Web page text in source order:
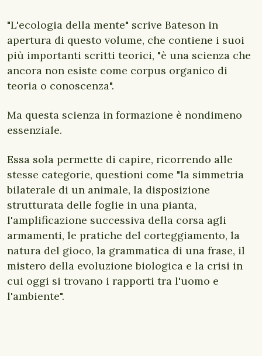
"L'ecologia della mente" scrive Bateson in
apertura di questo volume, che contiene i suoi
più importanti scritti teorici, "è una scienza che
ancora non esiste come corpus organico di
teoria o conoscenza".
Ma questa scienza in formazione è nondimeno
essenziale.
Essa sola permette di capire, ricorrendo alle
stesse categorie, questioni come "la simmetria
bilaterale di un animale, la disposizione
strutturata delle foglie in una pianta,
l'amplificazione successiva della corsa agli
armamenti, le pratiche del corteggiamento, la
natura del gioco, la grammatica di una frase, il
mistero della evoluzione biologica e la crisi in
cui oggi si trovano i rapporti tra l'uomo e
l'ambiente".